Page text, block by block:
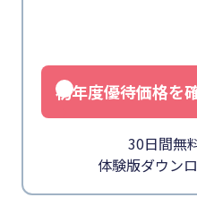
初年度優待価格を
30日間無
体験版ダウン